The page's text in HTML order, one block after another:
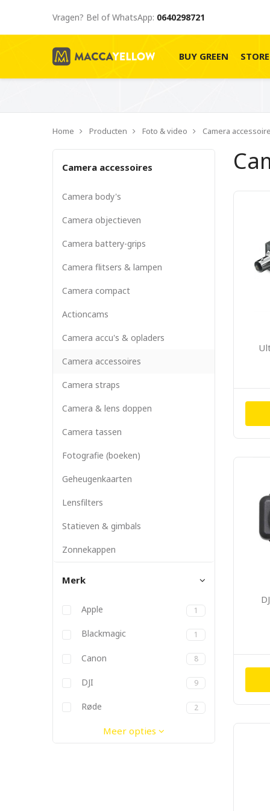
Vragen? Bel of WhatsApp: 0640298721
BUY GREEN
Home Producten Foto & video Camera
Camera accessoires
Camera body's
Camera objectieven
Camera battery-grips
Camera flitsers & lampen
Camera compact
Actioncams
Camera accu's & opladers
Camera accessoires
Camera straps
Camera & lens doppen
Camera tassen
Fotografie (boeken)
Geheugenkaarten
Lensfilters
Statieven & gimbals
Zonnekappen
Merk
Apple 1
Blackmagic 1
Canon 8
DJI 9
Geen merk
Godox
Kenko
Røde 2
Meer opties